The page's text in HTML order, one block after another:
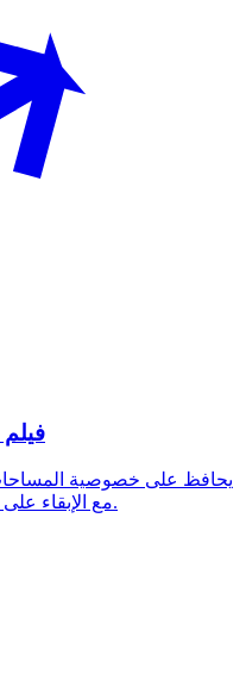
فيلم
يحافظ على خصوصية
مع الإبقاء على انتشار طبيعي للضوء ومظهر متوازن.